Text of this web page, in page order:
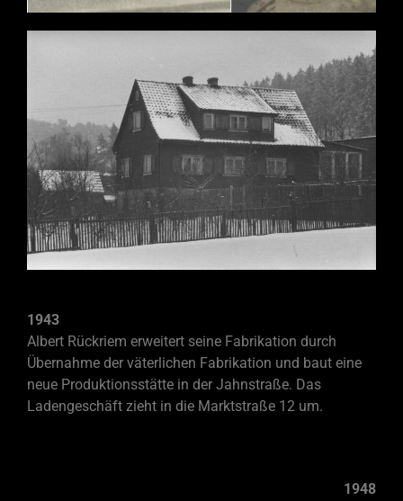
1943
Albert Rückriem erweitert seine Fabrikation durch
Übernahme der väterlichen Fabrikation und baut eine
neue Produktionsstätte in der Jahnstraße. Das
Ladengeschäft zieht in die Marktstraße 12 um.
1948